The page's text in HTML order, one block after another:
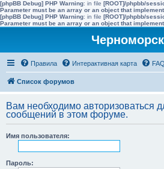
[phpBB Debug] PHP Warning: in file [ROOT]/phpbb/
Parameter must be an array or an object that
[phpBB Debug] PHP Warning: in file [ROOT]/phpbb/
Parameter must be an array or an object that
Правила Интерактивная карта FAQ
Список форумов
Вам необходимо авторизоваться
сообщений в этом форуме.
Имя пользователя:
Пароль: